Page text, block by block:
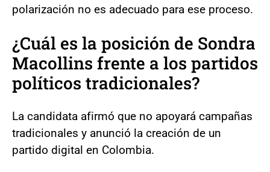
polarización no es adecuado para ese proceso.
¿Cuál es la posición de Sondra
Macollins frente a los partidos
políticos tradicionales?
La candidata afirmó que no apoyará campañas
tradicionales y anunció la creación de un
partido digital en Colombia.